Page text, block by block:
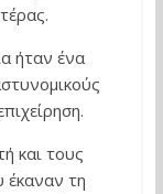
ήταν ένα
και τους
έκαναν τη